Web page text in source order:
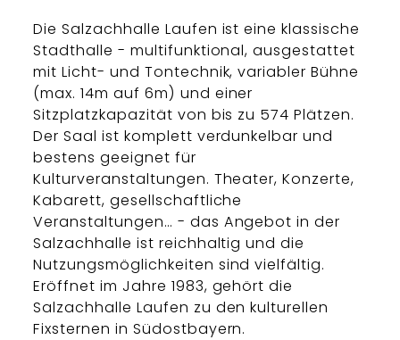
Die Salzachhalle Laufen ist eine klassische
Stadthalle - multifunktional, ausgestattet
mit Licht- und Tontechnik, variabler Bühne
(max. 14m auf 6m) und einer
Sitzplatzkapazität von bis zu 574 Plätzen.
Der Saal ist komplett verdunkelbar und
bestens geeignet für
Kulturveranstaltungen. Theater, Konzerte,
Kabarett, gesellschaftliche
Veranstaltungen… - das Angebot in der
Salzachhalle ist reichhaltig und die
Nutzungsmöglichkeiten sind vielfältig.
Eröffnet im Jahre 1983, gehört die
Salzachhalle Laufen zu den kulturellen
Fixsternen in Südostbayern.